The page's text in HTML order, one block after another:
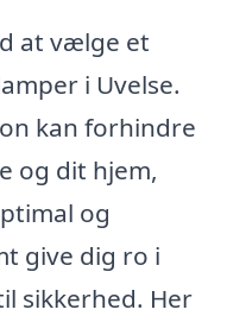
at vælge et
i Uvelse.
kan forhindre
og dit hjem,
og
give dig ro i
sikkerhed. Her